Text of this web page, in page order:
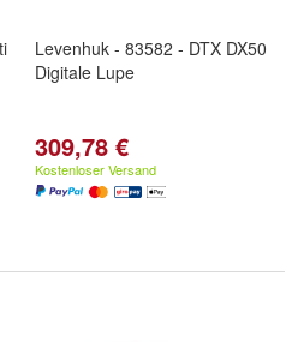
Levenhuk - 83582 - DTX DX50
Digitale Lupe
309,78 €
Kostenloser Versand